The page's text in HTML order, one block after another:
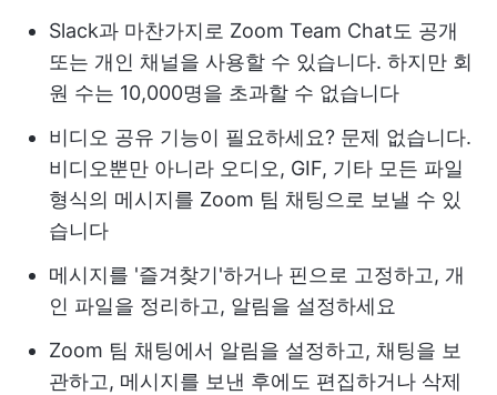
Slack과 마찬가지로 Zoom Team Chat도 공개
또는 개인 채널을 사용할 수 있습니다. 하지만 회
원 수는 10,000명을 초과할 수 없습니다
비디오 공유 기능이 필요하세요? 문제 없습니다.
비디오뿐만 아니라 오디오, GIF, 기타 모든 파일
형식의 메시지를 Zoom 팀 채팅으로 보낼 수 있
습니다
메시지를 '즐겨찾기'하거나 핀으로 고정하고, 개
인 파일을 정리하고, 알림을 설정하세요
Zoom 팀 채팅에서 알림을 설정하고, 채팅을 보
관하고, 메시지를 보낸 후에도 편집하거나 삭제